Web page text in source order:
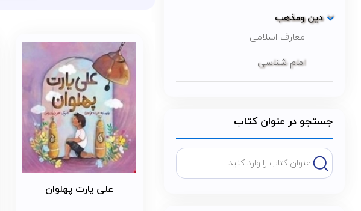
دین ومذهب
معارف اسلامی
امام شناسی
جستجو در عنوان کتاب
علی یارت پهلوان